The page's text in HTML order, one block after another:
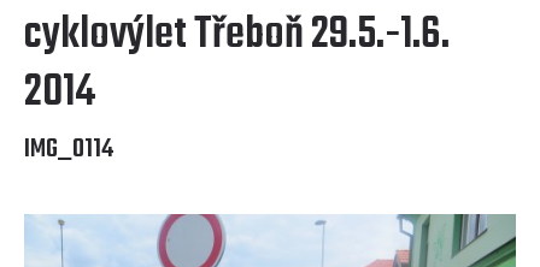
cyklovýlet Třeboň 29.5.-1.6.
2014
IMG_0114